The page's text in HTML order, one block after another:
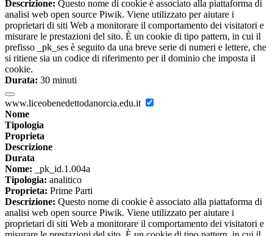
Descrizione: Questo nome di cookie è associato alla piattaforma di
analisi web open source Piwik. Viene utilizzato per aiutare i
proprietari di siti Web a monitorare il comportamento dei visitatori e
misurare le prestazioni del sito. È un cookie di tipo pattern, in cui il
prefisso _pk_ses è seguito da una breve serie di numeri e lettere, che
si ritiene sia un codice di riferimento per il dominio che imposta il
cookie.
Durata: 30 minuti
www.liceobenedettodanorcia.edu.it
Nome
Tipologia
Proprieta
Descrizione
Durata
Nome: _pk_id.1.004a
Tipologia: analitico
Proprieta: Prime Parti
Descrizione: Questo nome di cookie è associato alla piattaforma di
analisi web open source Piwik. Viene utilizzato per aiutare i
proprietari di siti Web a monitorare il comportamento dei visitatori e